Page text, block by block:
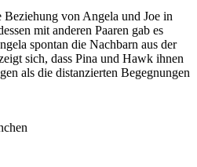
Beziehung von Angela und Joe in
mit anderen Paaren gab es
spontan die Nachbarn aus der
sich, dass Pina und Hawk ihnen
als die distanzierten Begegnungen